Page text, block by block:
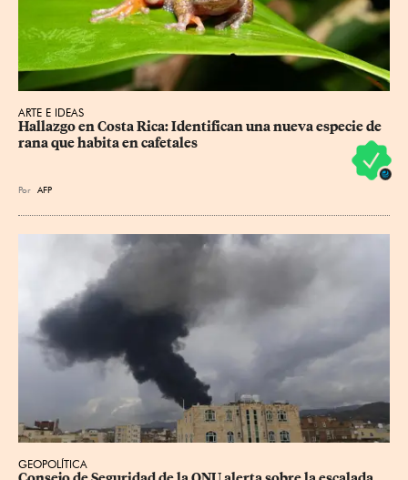
ARTE E IDEAS
Hallazgo en Costa Rica: Identifican una nueva especie de
rana que habita en cafetales
Por AFP
GEOPOLÍTICA